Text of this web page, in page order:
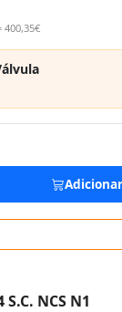
Adicionar
S.C. NCS N1